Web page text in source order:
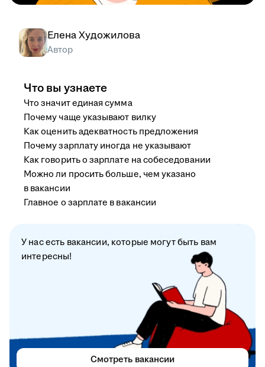
Елена Художилова
Автор
Что вы узнаете
Что значит единая сумма
Почему чаще указывают вилку
Как оценить адекватность предложения
Почему зарплату иногда не указывают
Как говорить о зарплате на собеседовании
Можно ли просить больше, чем указано
в вакансии
Главное о зарплате в вакансии
У нас есть вакансии, которые могут быть вам
интересны!
Смотреть вакансии